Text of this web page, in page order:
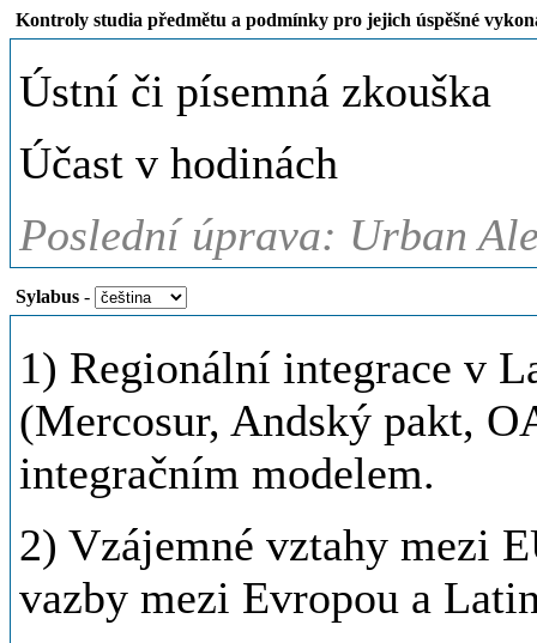
Kontroly studia předmětu a podmínky pro jejich úspěšné
Ústní či písemná zkouška
Účast v hodinách
Poslední úprava: Urban
Sylabus -
1) Regionální integrace v
(Mercosur, Andský pakt,
integračním modelem.
2) Vzájemné vztahy mezi
vazby mezi Evropou a